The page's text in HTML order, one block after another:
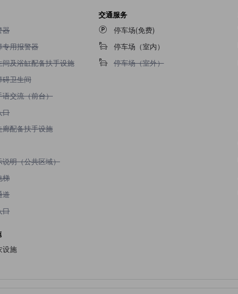
报警器
器
听障专用报警器
专用报警器
卫生间及浴缸配备扶手设施
间及浴缸配备扶手设施
无障碍卫生间
碍卫生间
用手语交流（前台）
语交流（前台）
路入口
口
及走廊配备扶手设施
廊配备扶手设施
指示说明（公共区域）
说明（公共区域）
碍电梯
梯
碍通道
道
式入口
口
设施
交通服务
停车场(免费)
停车场（室内）
不提供停车场（室外）
停车场（室外）